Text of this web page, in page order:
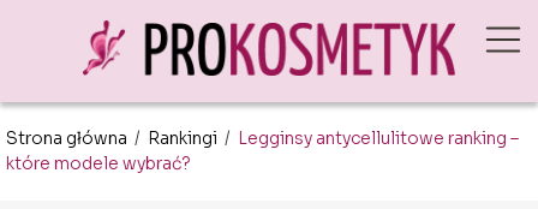
Strona główna / Rankingi / Legginsy antycellulitowe ranking –
które modele wybrać?